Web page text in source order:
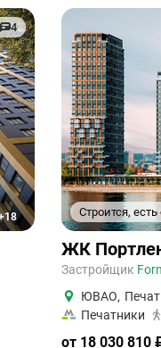
4
Строится,
ЖК
Застройщик
ЮВАО,
Печатники
от 18 030 810